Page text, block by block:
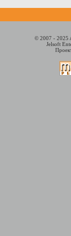
© 2007 - 2025
Jelsoft